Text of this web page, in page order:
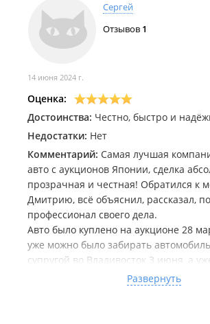
Сергей
Отзывов 1
14 июня 2024 г.
Оценка:
Достоинства: Честно, быстро и
Недостатки: Нет
Комментарий: Самая лучшая
авто с аукционов Японии, сделка
прозрачная и честная! Обратился к
Дмитрию, всё объяснил, рассказал,
профессионал своего дела.
Авто было куплено на аукционе 28
уже можно было забирать
супругой во Владивосток 3 июня, а
отправились в путь до Воронежа
пусть прошёл на одном
Развернуть